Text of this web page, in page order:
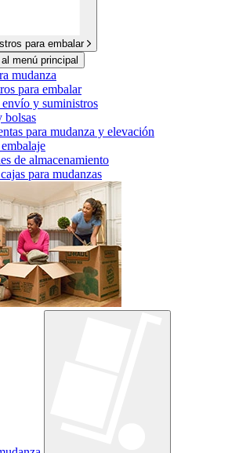
para embalar
menú principal
mudanza
para embalar
envío y suministros
bolsas
para mudanza y elevación
de almacenamiento
para mudanzas